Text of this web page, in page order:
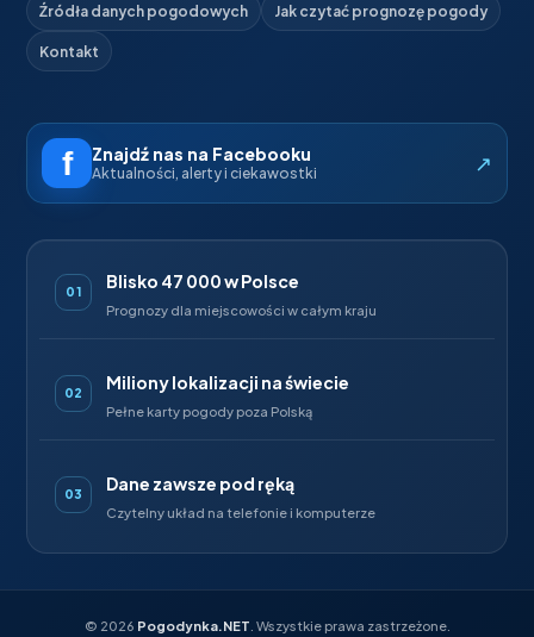
Źródła danych pogodowych Jak czytać prognozę pogody
Kontakt
Znajdź nas na Facebooku
Aktualności, alerty i ciekawostki ↗
01 Blisko 47 000 w Polsce
Prognozy dla miejscowości w całym kraju
02 Miliony lokalizacji na świecie
Pełne karty pogody poza Polską
03 Dane zawsze pod ręką
Czytelny układ na telefonie i komputerze
© 2026 Pogodynka.NET . Wszystkie prawa zastrzeżone.